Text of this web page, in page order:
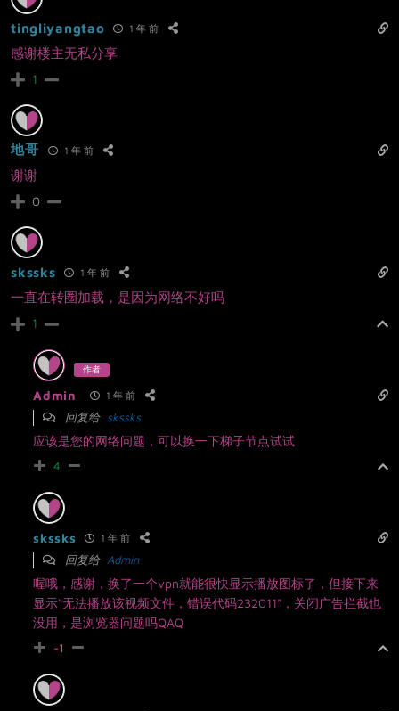
tingliyangtao 1 年 前
感谢楼主无私分享
1
地哥 1 年 前
谢谢
0
skssks 1 年 前
一直在转圈加载，是因为网络不好吗
1
作者
Admin 1 年 前
回复给 skssks
应该是您的网络问题，可以换一下梯子节点试试
4
skssks 1 年 前
回复给 Admin
喔哦，感谢，换了一个vpn就能很快显示播放图标了，但接下来
显示“无法播放该视频文件，错误代码232011”，关闭广告拦截也
没用，是浏览器问题吗QAQ
-1